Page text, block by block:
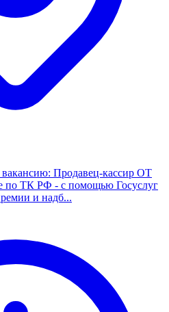
вакансию: Продавец-кассир ОТ
по ТК РФ - с помощью Госуслуг
и надб...